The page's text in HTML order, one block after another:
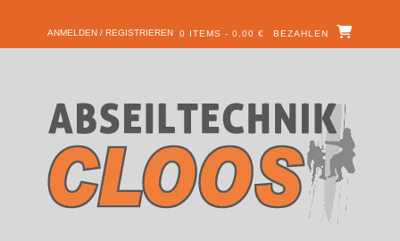
ANMELDEN / REGISTRIEREN 0 ITEMS - 0,00 € BEZAHLEN